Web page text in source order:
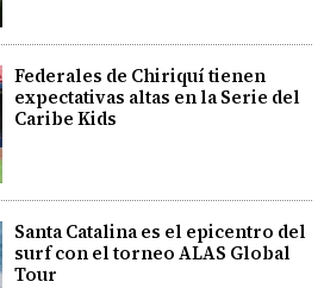
Federales de Chiriquí tienen
expectativas altas en la Serie del
Caribe Kids
Santa Catalina es el epicentro del
surf con el torneo ALAS Global
Tour